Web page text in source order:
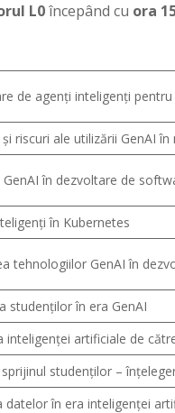
L0începând cu ora
de agenți inteligenți pentru
riscuri ale utilizării GenAI
în dezvoltare de
în Kubernetes
tehnologiilor GenAI în
studenților în era GenAI
inteligenței artificiale de
sprijinul studenților –
datelor în era inteligenței